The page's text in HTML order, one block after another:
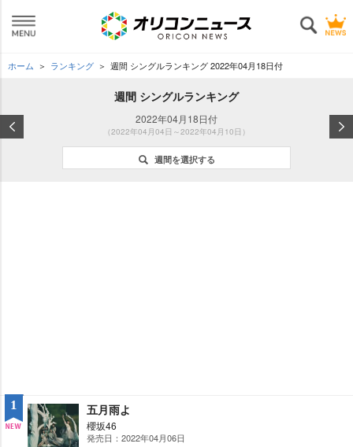
ホーム ランキング 週間 シングルランキング 2022年04月18日付
週間 シングルランキング
2022年04月18日付
（2022年04月04日～2022年04月10日）
週間を選択する
1 五月雨よ
櫻坂46
発売日：2022年04月06日